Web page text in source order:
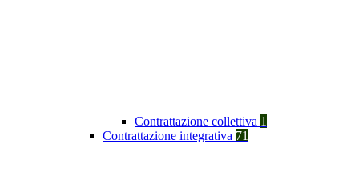
Contrattazione collettiva 1
Contrattazione integrativa 71